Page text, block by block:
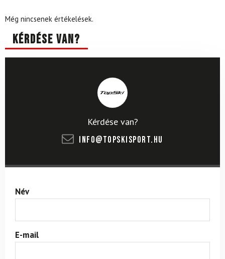
Még nincsenek értékelések.
Kérdése van?
Kérdése van?
info@topskisport.hu
Név
E-mail